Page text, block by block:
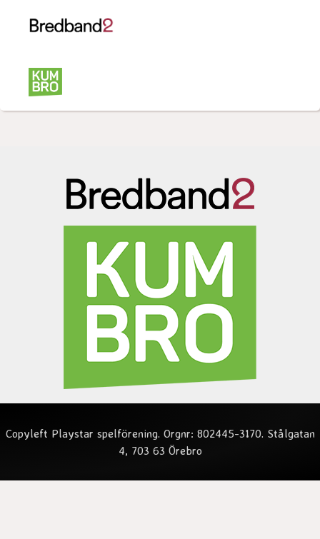
Copyleft Playstar spelförening. Orgnr: 802445-3170. Stålgatan
4, 703 63 Örebro